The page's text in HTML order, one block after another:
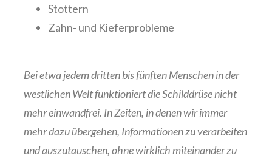
Stottern
Zahn- und Kieferprobleme
Bei etwa jedem dritten bis fünften Menschen in der
westlichen Welt funktioniert die Schilddrüse nicht
mehr einwandfrei. In Zeiten, in denen wir immer
mehr dazu übergehen, Informationen zu verarbeiten
und auszutauschen, ohne wirklich miteinander zu